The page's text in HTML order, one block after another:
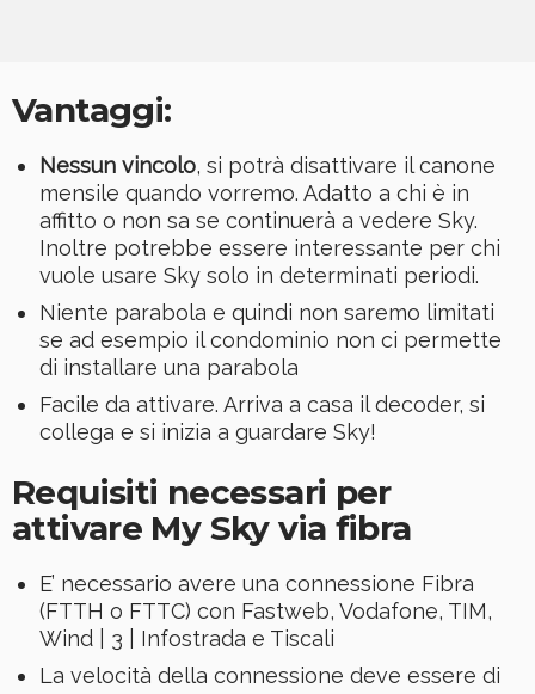
Vantaggi:
Nessun vincolo, si potrà disattivare il canone
mensile quando vorremo. Adatto a chi è in
affitto o non sa se continuerà a vedere Sky.
Inoltre potrebbe essere interessante per chi
vuole usare Sky solo in determinati periodi.
Niente parabola e quindi non saremo limitati
se ad esempio il condominio non ci permette
di installare una parabola
Facile da attivare. Arriva a casa il decoder, si
collega e si inizia a guardare Sky!
Requisiti necessari per
attivare My Sky via fibra
E’ necessario avere una connessione Fibra
(FTTH o FTTC) con Fastweb, Vodafone, TIM,
Wind | 3 | Infostrada e Tiscali
La velocità della connessione deve essere di